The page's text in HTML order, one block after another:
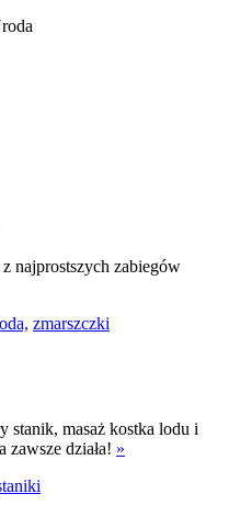
najprostszych zabiegów
zmarszczki
stanik, masaż kostka lodu i
zawsze działa! »